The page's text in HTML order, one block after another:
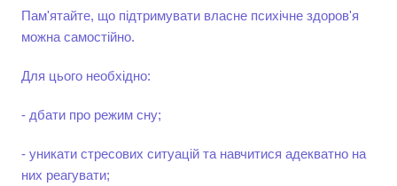
Пам'ятайте, що підтримувати власне психічне здоров'я
можна самостійно.
Для цього необхідно:
- дбати про режим сну;
- уникати стресових ситуацій та навчитися адекватно на
них реагувати;